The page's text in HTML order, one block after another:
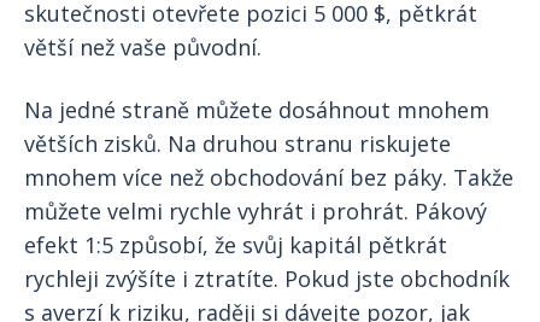
skutečnosti otevřete pozici 5 000 $, pětkrát
větší než vaše původní.
Na jedné straně můžete dosáhnout mnohem
větších zisků. Na druhou stranu riskujete
mnohem více než obchodování bez páky. Takže
můžete velmi rychle vyhrát i prohrát. Pákový
efekt 1:5 způsobí, že svůj kapitál pětkrát
rychleji zvýšíte i ztratíte. Pokud jste obchodník
s averzí k riziku, raději si dávejte pozor, jak